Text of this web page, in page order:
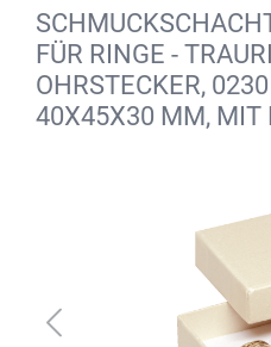
FÜR RINGE -
OHRSTECKER,
40X45X30 MM, MIT